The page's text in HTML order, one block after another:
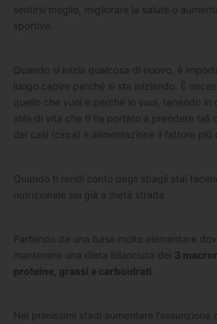
sentirsi meglio, migliorare la salute o
sportive.
Quando si inizia qualcosa di nuovo, è
luogo capire perché si sta iniziando. È
quello che vuoi e perché lo vuoi, tenendo in
stile di vita che ti ha portato a prendere tali
dei casi (circa) è alimentazione il fattore più
Quando ti rendi conto degli sbagli stai
nutrizionale sei già a metà strada.
Partendo da una base molto elementare
mantenere una dieta bilanciata dei 3
proteine, grassi e carboidrati
Nei primissimi stadi aumentare l’assunzione